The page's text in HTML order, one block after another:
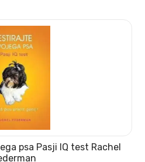
psa Pasji IQ test Rachel